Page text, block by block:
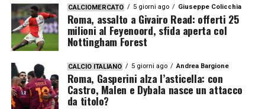
CALCIOMERCATO 5 giorni ago Giuseppe Colicchia
Roma, assalto a Givairo Read: offerti 25
milioni al Feyenoord, sfida aperta col
Nottingham Forest
CALCIO ITALIANO 5 giorni ago Andrea Bargione
Roma, Gasperini alza l’asticella: con
Castro, Malen e Dybala nasce un attacco
da titolo?